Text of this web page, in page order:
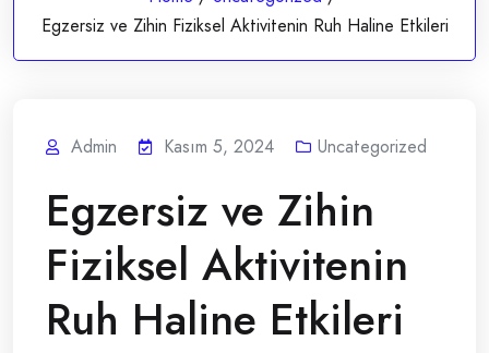
Egzersiz ve Zihin Fiziksel Aktivitenin Ruh Haline Etkileri
Admin Kasım 5, 2024 Uncategorized
Egzersiz ve Zihin
Fiziksel Aktivitenin
Ruh Haline Etkileri